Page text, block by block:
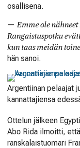
osallisena.
— Emme ole
Rangaistuspotku
kun taas meidän
hän sanoi.
Argentiinan pelaajat
kannattajiensa
Ottelun jälkeen
Abo Rida ilmoitti,
ranskalaistuomari